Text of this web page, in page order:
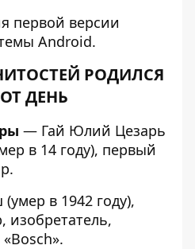
первой версии
Android.
РОДИЛСЯ
ДЕНЬ
— Гай Юлий Цезарь
в 14 году), первый
в 1942 году),